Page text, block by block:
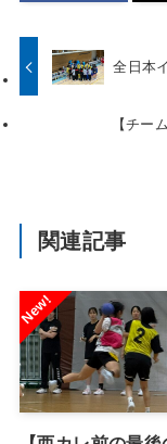
全日本
【チー
関連記事